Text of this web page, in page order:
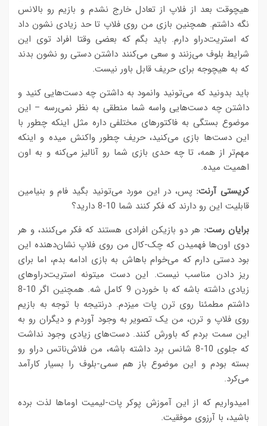
هیچوقت بعد از فلاپ از تعادل خارج نشدم و بازیم رو بالانس
نگه داشتم. همچنین بازی من روی فلاپ تا حد زیادی نشون داد
که استریت‌دراو دارم. باید بگم که بعضی وقتا افراد توی این
شرایط بلوف می‌زنند و سعی می‌کنند داشتن دستی رو نشون بدند
که به هیچوجه برای حریف قابل باور نیست.
باید بدونید که می‌تونید وانمود به داشتن چه دست‌هایی کنید و
داشتن چه دست‌هایی واسه شما منطقی به نظر نمی‌رسه – این
موضوع بستگی به فاکتورهای مختلفی داره مثل اینکه چطور با
این دست‌ها بازی می‌کنید، حریف چطور واکنش میده و اینکه
مهم‌تر از همه، تا چه حدی بازی شما رو آنالیز می‌کنه و به اون
اهمیت میده.
کریستی آرنت: پس، در این مورد می‌تونید بگید فام و بنیامین
قابلیت این رو دارند که فکر کنند شما 10-8 دارید؟
برایان رست: هر دو بازیکن افرادی هستند که فکر می‌کنند، و هر
دوی اون‌ها فهمیدن که چک-کال من روی فلاپ نشان‌دهنده این
بود دستی دارم که می‌خوام باهاش به بازی ادامه بدم، اما برای
ریز دادن مناسب نیست. این دست میتونه استریت‌دراوهای
زیادی داشته باشه که با خوردن 9 کامل شه. همچنین اگر 10-8
داشتم مطمئنا روی ترن پات میزدم. درنتیجه با توجه به بازیم
روی فلاپ و ترن، من یک تصویر به وجود آوردم و دیگران رو به
این سمت بردم که باورش کنند. دست‌های زیادی وجود نداشت
که جلوی 10-8 شانس برد داشته باشه، من فلاش‌ناتس دراو رو
بسته بودم و این موضوع باز هم سمی-بلوف را بسیار کارآمد
می‌کرد.
امیدواریم که از این آموزش پوکر پات-لیمیت اوماها لذت برده
باشید، با آرزوی موفقیت.